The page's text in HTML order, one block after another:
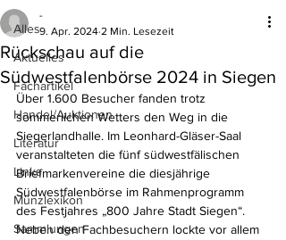
Alles
Aktuelles
Fachartikel
Handel/Auktionen
Literatur
Links
Münzlexikon
Sammlungen
Rückschau auf die
Südwestfalenbörse 2024 in Siegen
-
9. Apr. 2024 2 Min. Lesezeit
Über 1.600 Besucher fanden trotz
sommerlichen Wetters den Weg in die
Siegerlandhalle. Im Leonhard-Gläser-Saal
veranstalteten die fünf südwestfälischen
Briefmarkenvereine die diesjährige
Südwestfalenbörse im Rahmenprogramm
des Festjahres „800 Jahre Stadt Siegen“.
Neben den Fachbesuchern lockte vor allem